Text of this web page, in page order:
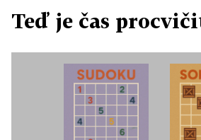
Teď je čas